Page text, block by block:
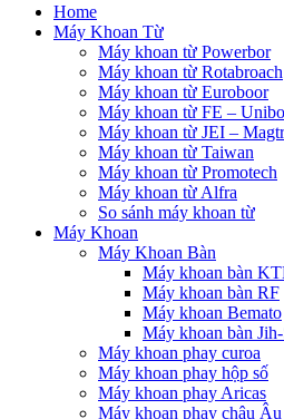
Home
Máy Khoan Từ
Máy khoan từ Powerbor
Máy khoan từ Rotabroach
Máy khoan từ Euroboor
Máy khoan từ FE –
Máy khoan từ JEI –
Máy khoan từ Taiwan
Máy khoan từ Promotech
Máy khoan từ Alfra
So sánh máy khoan từ
Máy Khoan
Máy Khoan Bàn
Máy khoan bàn
Máy khoan bàn RF
Máy khoan Bemato
Máy khoan bàn
Máy khoan phay curoa
Máy khoan phay hộp số
Máy khoan phay Aricas
Máy khoan phay châu Âu